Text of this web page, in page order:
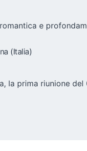
e
(Italia)
la prima riunione